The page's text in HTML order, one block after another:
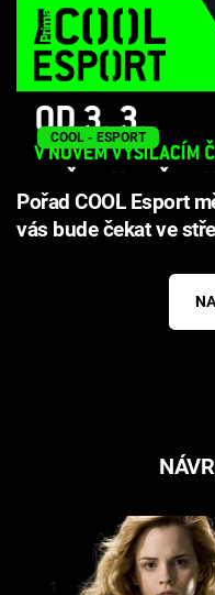
COOL - ESPORT
Pořad COOL Esport
vás bude čekat ve